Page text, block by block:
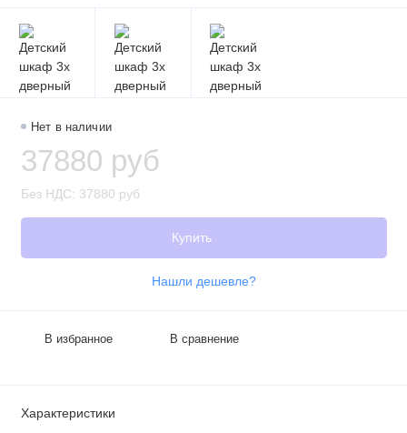
Нет в наличии
37880 руб
Без НДС: 37880 руб
Купить
Нашли дешевле?
В избранное В сравнение
Характеристики